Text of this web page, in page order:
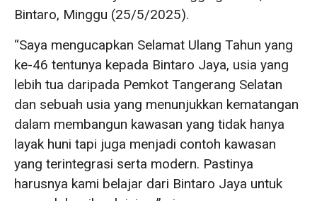
Bintaro, Minggu (25/5/2025).
“Saya mengucapkan Selamat Ulang Tahun yang
ke-46 tentunya kepada Bintaro Jaya, usia yang
lebih tua daripada Pemkot Tangerang Selatan
dan sebuah usia yang menunjukkan kematangan
dalam membangun kawasan yang tidak hanya
layak huni tapi juga menjadi contoh kawasan
yang terintegrasi serta modern. Pastinya
harusnya kami belajar dari Bintaro Jaya untuk